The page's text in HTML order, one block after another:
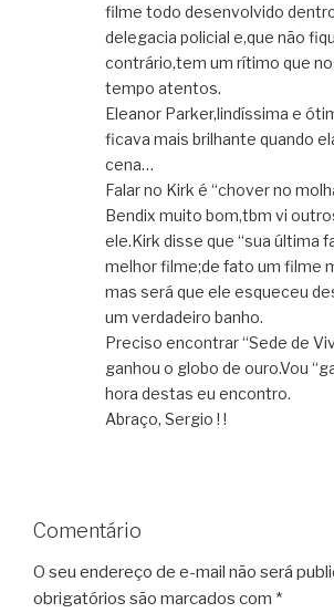
filme todo desenvolvido
delegacia policial e,que não
contrário,tem um rítimo que
tempo atentos.
Eleanor Parker,lindíssima e
ficava mais brilhante quando
cena…
Falar no Kirk é “chover no
Bendix muito bom,tbm vi
ele.Kirk disse que “sua última
melhor filme;de fato um filme
mas será que ele esqueceu
um verdadeiro banho.
Preciso encontrar “Sede de
ganhou o globo de ouro.Vou
hora destas eu encontro.
Abraço, Sergio ! !
Comentário
O seu endereço de e-mail não será
obrigatórios são marcados com *